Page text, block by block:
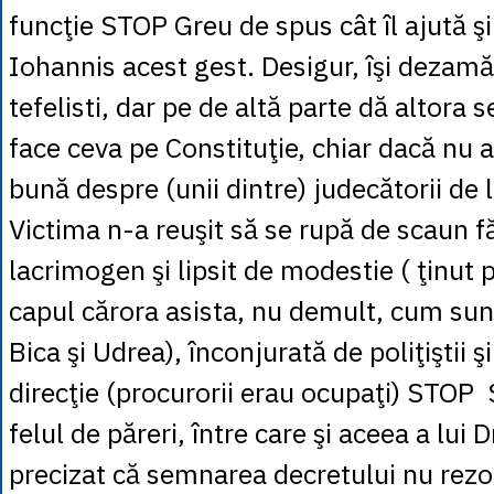
funcţie STOP Greu de spus cât îl ajută
Iohannis acest gest. Desigur, îşi
tefelisti, dar pe de altă parte dă altora
face ceva pe Constituţie, chiar dacă nu
bună despre (unii dintre) judecătorii de
Victima n-a reuşit să se rupă de scaun
lacrimogen şi lipsit de modestie ( ţinut
capul cărora asista, nu demult, cum
Bica şi Udrea), înconjurată de poliţiştii
direcţie (procurorii erau ocupaţi) STOP
felul de păreri, între care şi aceea a lui
precizat că semnarea decretului nu